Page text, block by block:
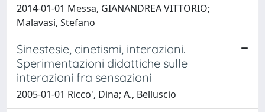
2014-01-01 Messa, GIANANDREA VITTORIO;
Malavasi, Stefano
Sinestesie, cinetismi, interazioni.
Sperimentazioni didattiche sulle
interazioni fra sensazioni
2005-01-01 Ricco', Dina; A., Belluscio